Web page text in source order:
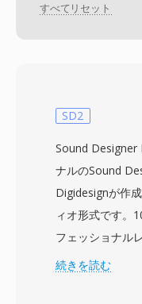
すべてリセット
SD2
Sound Designer
ナルのSound
Digidesignが作
ィオ形式です。
フェッショナル
Macintoshシス
続きを読む